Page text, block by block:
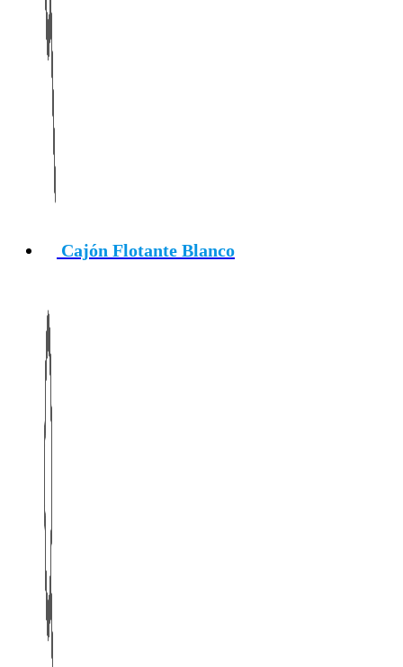
Cajón Flotante Blanco